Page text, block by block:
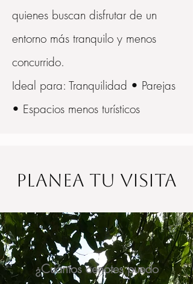
quienes buscan disfrutar de un
entorno más tranquilo y menos
concurrido.
Ideal para: Tranquilidad • Parejas
• Espacios menos turísticos
Planea tu visita
¿Cuántos cenotes puedo